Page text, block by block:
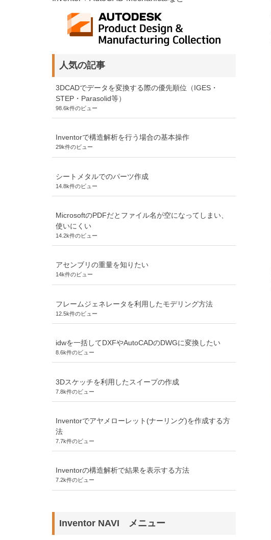
人気の記事
3DCADでデータを変換する際の優先順位（IGES・
STEP・Parasolid等）
98.6k件のビュー
Inventorで構造解析を行う場合の基本操作
29k件のビュー
シートメタルでのパーツ作成
14.8k件のビュー
MicrosoftのPDFだとファイル名が空になってしまい、
使いにくい
14.2k件のビュー
アセンブリの重量を知りたい
14k件のビュー
フレームジェネレータを利用したモデリング方法
12.5k件のビュー
idwを一括してDXFやAutoCADのDWGに変換したい
8.6k件のビュー
3Dスケッチを利用したスイープの作成
7.8k件のビュー
Inventorでアヤメローレット(ナーリング)を作成する方
法
7.7k件のビュー
Inventorの構造解析で結果を表示する方法
7.2k件のビュー
Inventor NAVI メニュー